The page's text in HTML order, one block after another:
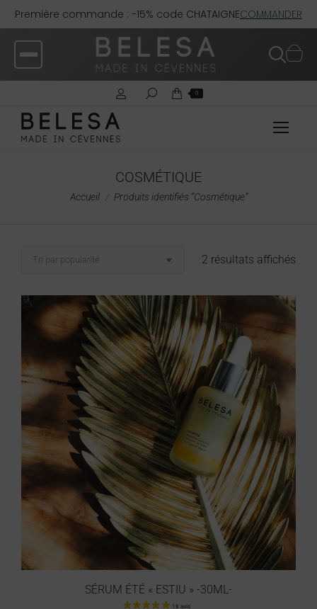
Première commande : -15% code CHATAIGNECOMMANDER
0
COSMÉTIQUE
Vous êtes ici :
Accueil Produits identifiés “Cosmétique”
2 résultats affichés
SÉRUM ÉTÉ « ESTIU » -30ML-